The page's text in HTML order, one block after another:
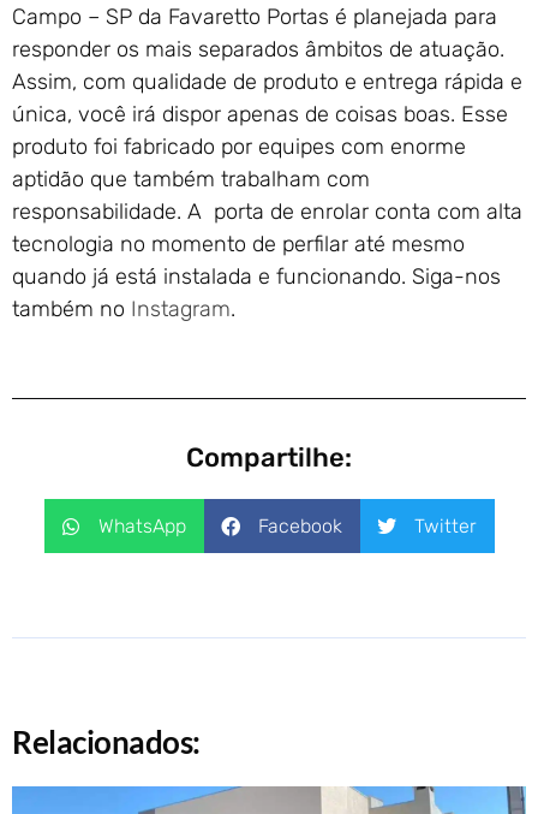
Campo – SP da Favaretto Portas é planejada para
responder os mais separados âmbitos de atuação.
Assim, com qualidade de produto e entrega rápida e
única, você irá dispor apenas de coisas boas. Esse
produto foi fabricado por equipes com enorme
aptidão que também trabalham com
responsabilidade. A porta de enrolar conta com alta
tecnologia no momento de perfilar até mesmo
quando já está instalada e funcionando. Siga-nos
também no Instagram.
Compartilhe:
WhatsApp Facebook Twitter
Relacionados: